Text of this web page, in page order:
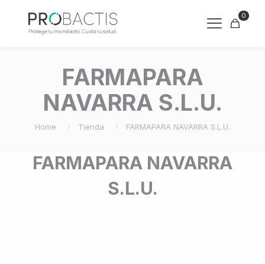
0
FARMAPARA
NAVARRA S.L.U.
Home Tienda FARMAPARA NAVARRA S.L.U.
FARMAPARA NAVARRA
S.L.U.